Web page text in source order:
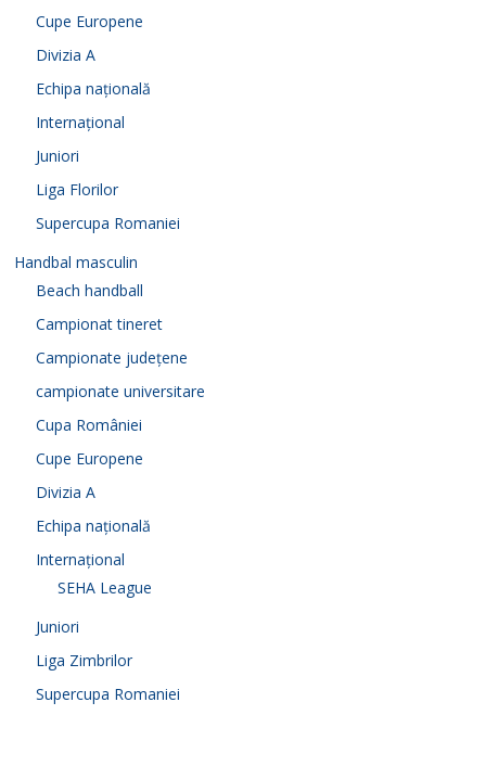
Cupe Europene
Divizia A
Echipa națională
Internațional
Juniori
Liga Florilor
Supercupa Romaniei
Handbal masculin
Beach handball
Campionat tineret
Campionate județene
campionate universitare
Cupa României
Cupe Europene
Divizia A
Echipa națională
Internațional
SEHA League
Juniori
Liga Zimbrilor
Supercupa Romaniei